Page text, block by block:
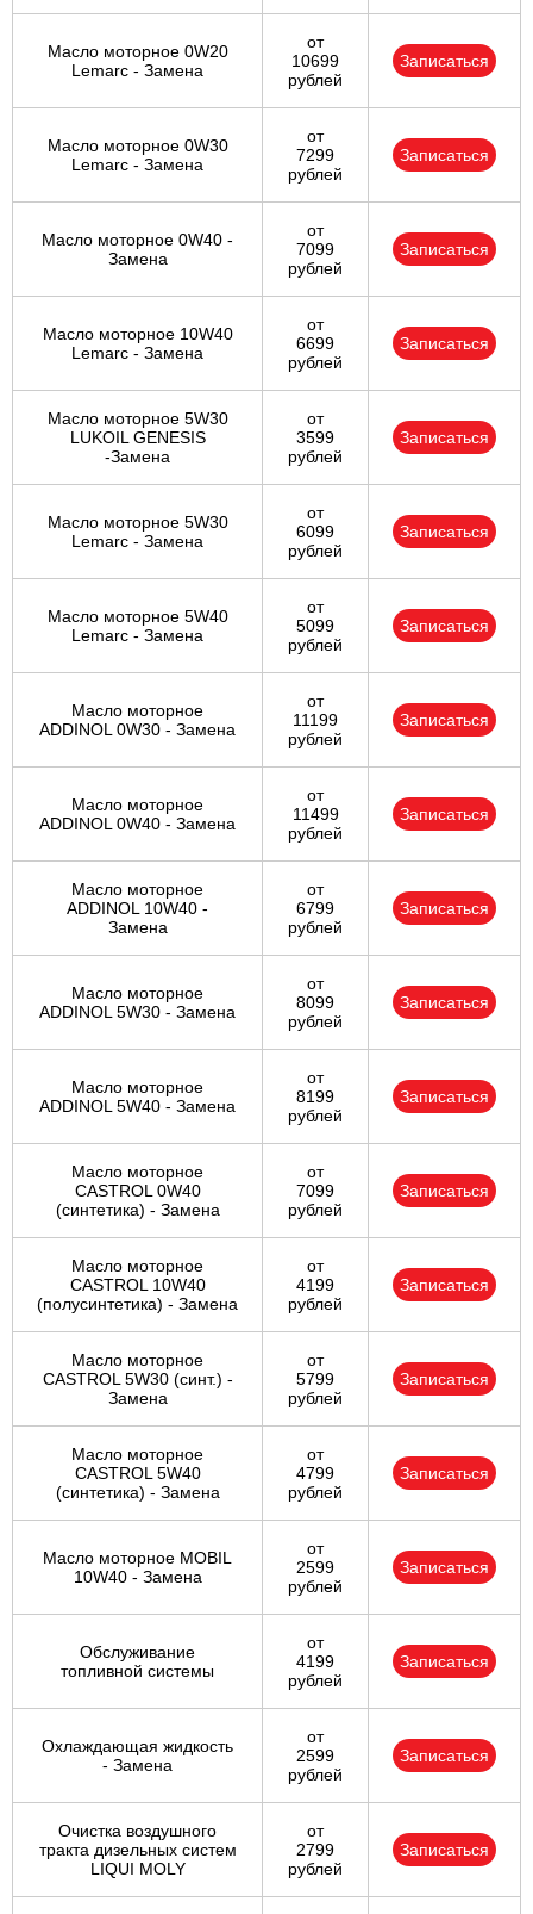
Масло моторное 0W20
Lemarc - Замена
от
10699
рублей
Записаться
Масло моторное 0W30
Lemarc - Замена
от
7299
рублей
Записаться
Масло моторное 0W40 -
Замена
от
7099
рублей
Записаться
Масло моторное 10W40
Lemarc - Замена
от
6699
рублей
Записаться
Масло моторное 5W30
LUKOIL GENESIS
-Замена
от
3599
рублей
Записаться
Масло моторное 5W30
Lemarc - Замена
от
6099
рублей
Записаться
Масло моторное 5W40
Lemarc - Замена
от
5099
рублей
Записаться
Масло моторное
ADDINOL 0W30 - Замена
от
11199
рублей
Записаться
Масло моторное
ADDINOL 0W40 - Замена
от
11499
рублей
Записаться
Масло моторное
ADDINOL 10W40 -
Замена
от
6799
рублей
Записаться
Масло моторное
ADDINOL 5W30 - Замена
от
8099
рублей
Записаться
Масло моторное
ADDINOL 5W40 - Замена
от
8199
рублей
Записаться
Масло моторное
CASTROL 0W40
(синтетика) - Замена
от
7099
рублей
Записаться
Масло моторное
CASTROL 10W40
(полусинтетика) - Замена
от
4199
рублей
Записаться
Масло моторное
CASTROL 5W30 (синт.) -
Замена
от
5799
рублей
Записаться
Масло моторное
CASTROL 5W40
(синтетика) - Замена
от
4799
рублей
Записаться
Масло моторное MOBIL
10W40 - Замена
от
2599
рублей
Записаться
Обслуживание
топливной системы
от
4199
рублей
Записаться
Охлаждающая жидкость
- Замена
от
2599
рублей
Записаться
Очистка воздушного
тракта дизельных систем
LIQUI MOLY
от
2799
рублей
Записаться